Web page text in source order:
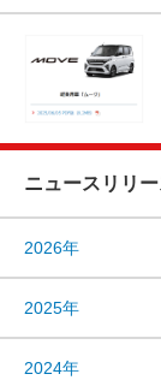
ニュースリリ
2026年
2025年
2024年